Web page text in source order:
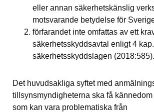
eller annan säkerhetskänslig
motsvarande betydelse för
förfarandet inte omfattas av ett
säkerhetsskyddsavtal enligt 4
säkerhetsskyddslagen (2018:585).
Det huvudsakliga syftet med
tillsynsmyndigheterna ska få
som kan vara problematiska från